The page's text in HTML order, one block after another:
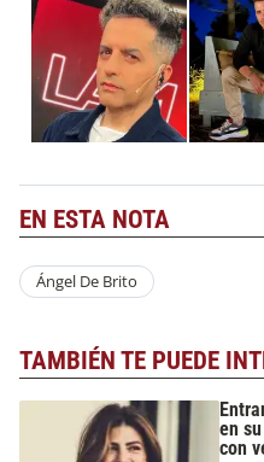
EN ESTA NOTA
Ángel De Brito
TAMBIÉN TE PUEDE
en
con